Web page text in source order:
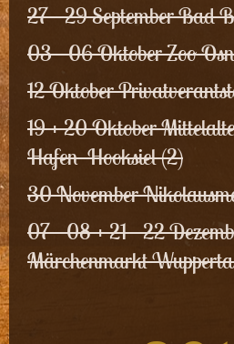
27 - 29 September Bad
03 - 06 Oktober Zoo
12 Oktober
19 + 20 Oktober
Hafen Hooksiel (2)
30 November
07 - 08 + 21 - 22
Märchenmarkt